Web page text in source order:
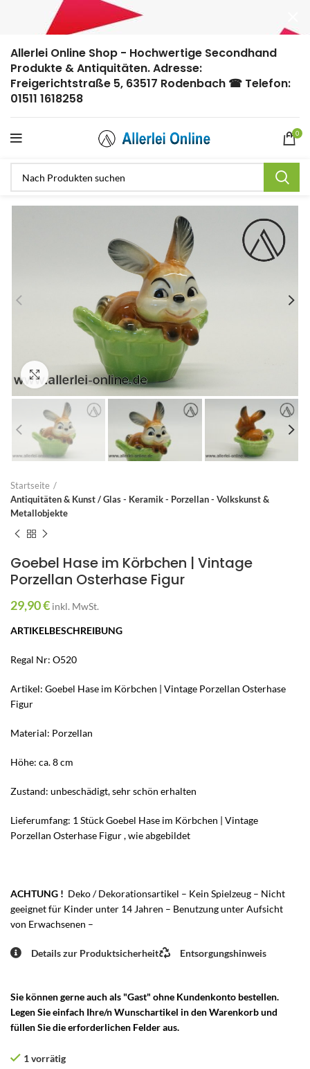
Allerlei Online Shop - Hochwertige Secondhand
Produkte & Antiquitäten. Adresse:
Freigerichtstraße 5, 63517 Rodenbach ☎ Telefon:
01511 1618258
0
Zum Vergrößern anklicken
Startseite
Antiquitäten & Kunst / Glas - Keramik - Porzellan - Volkskunst &
Metallobjekte
Goebel Hase im Körbchen | Vintage
Porzellan Osterhase Figur
29,90€ inkl. MwSt.
ARTIKELBESCHREIBUNG
Regal Nr: O520
Artikel: Goebel Hase im Körbchen | Vintage Porzellan Osterhase
Figur
Material: Porzellan
Höhe: ca. 8 cm
Zustand: unbeschädigt, sehr schön erhalten
Lieferumfang: 1 Stück Goebel Hase im Körbchen | Vintage
Porzellan Osterhase Figur , wie abgebildet
ACHTUNG ! Deko / Dekorationsartikel – Kein Spielzeug – Nicht
geeignet für Kinder unter 14 Jahren – Benutzung unter Aufsicht
von Erwachsenen –
Details zur Produktsicherheit Entsorgungshinweis
Sie können gerne auch als "Gast" ohne Kundenkonto bestellen.
Legen Sie einfach Ihre/n Wunschartikel in den Warenkorb und
füllen Sie die erforderlichen Felder aus.
1 vorrätig